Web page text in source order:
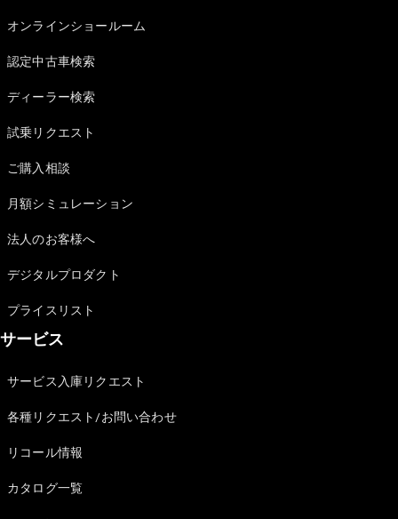
オンラインショールーム
認定中古車検索
ディーラー検索
試乗リクエスト
ご購入相談
月額シミュレーション
法人のお客様へ
デジタルプロダクト
プライスリスト
サービス
サービス入庫リクエスト
各種リクエスト/お問い合わせ
リコール情報
カタログ一覧